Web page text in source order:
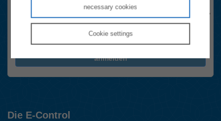
necessary cookies
Cookie settings
Die E-Control
Captcha ⇗
Ja, Newsletter abonnieren.
habe ich gelesen.
anmelden